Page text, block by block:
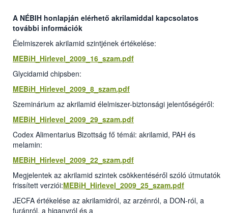
A NÉBIH honlapján elérhető akrilamiddal kapcsolatos
további információk
Élelmiszerek akrilamid szintjének értékelése:
MEBiH_Hirlevel_2009_16_szam.pdf
Glycidamid chipsben:
MEBiH_Hirlevel_2009_8_szam.pdf
Szeminárium az akrilamid élelmiszer-biztonsági jelentőségéről:
MEBiH_Hirlevel_2009_29_szam.pdf
Codex Alimentarius Bizottság fő témái: akrilamid, PAH és
melamin:
MEBiH_Hirlevel_2009_22_szam.pdf
Megjelentek az akrilamid szintek csökkentéséről szóló útmutatók
frissített verziói:MEBiH_Hirlevel_2009_25_szam.pdf
JECFA értékelése az akrilamidról, az arzénról, a DON-ról, a
furánról, a higanyról és a